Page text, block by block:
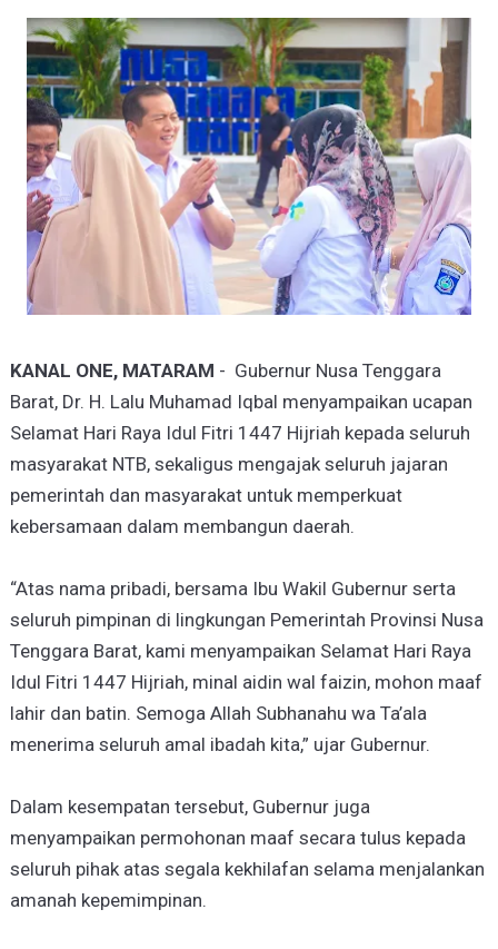
A- A+
KANAL ONE, MATARAM - Gubernur Nusa Tenggara
Barat, Dr. H. Lalu Muhamad Iqbal menyampaikan ucapan
Selamat Hari Raya Idul Fitri 1447 Hijriah kepada seluruh
masyarakat NTB, sekaligus mengajak seluruh jajaran
pemerintah dan masyarakat untuk memperkuat
kebersamaan dalam membangun daerah.
“Atas nama pribadi, bersama Ibu Wakil Gubernur serta
seluruh pimpinan di lingkungan Pemerintah Provinsi Nusa
Tenggara Barat, kami menyampaikan Selamat Hari Raya
Idul Fitri 1447 Hijriah, minal aidin wal faizin, mohon maaf
lahir dan batin. Semoga Allah Subhanahu wa Ta’ala
menerima seluruh amal ibadah kita,” ujar Gubernur.
Dalam kesempatan tersebut, Gubernur juga
menyampaikan permohonan maaf secara tulus kepada
seluruh pihak atas segala kekhilafan selama menjalankan
amanah kepemimpinan.